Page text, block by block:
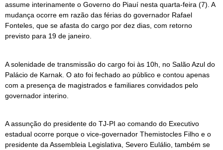
assume interinamente o Governo do Piauí nesta quarta-feira (7). A
mudança ocorre em razão das férias do governador Rafael
Fonteles, que se afasta do cargo por dez dias, com retorno
previsto para 19 de janeiro.
A solenidade de transmissão do cargo foi às 10h, no Salão Azul do
Palácio de Karnak. O ato foi fechado ao público e contou apenas
com a presença de magistrados e familiares convidados pelo
governador interino.
A assunção do presidente do TJ-PI ao comando do Executivo
estadual ocorre porque o vice-governador Themistocles Filho e o
presidente da Assembleia Legislativa, Severo Eulálio, também se